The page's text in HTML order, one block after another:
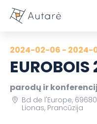
2024-02-06 - 2024-
parodų ir
Bd de l'Europe,
Lionas, Prancūzija